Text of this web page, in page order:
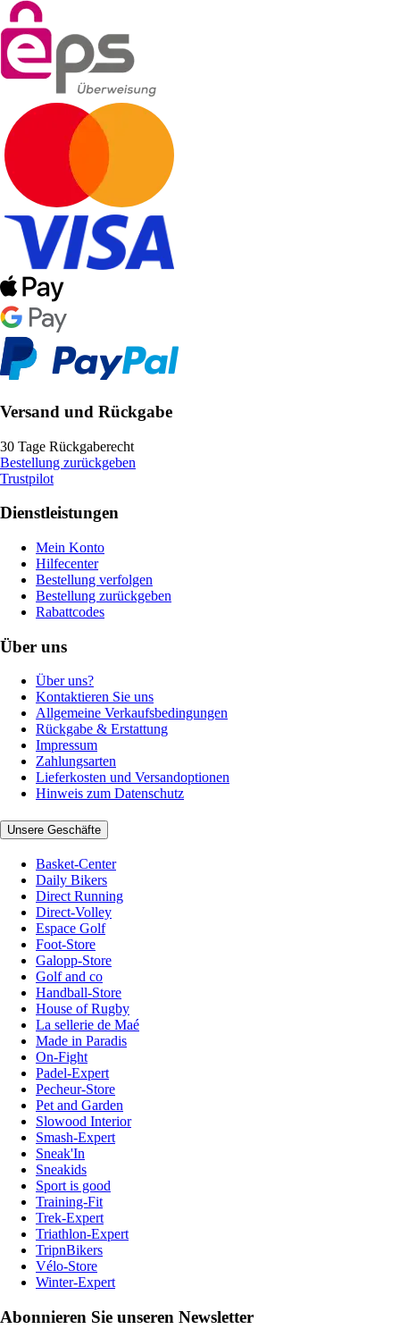
Versand und Rückgabe
30 Tage Rückgaberecht
Bestellung zurückgeben
Trustpilot
Dienstleistungen
Mein Konto
Hilfecenter
Bestellung verfolgen
Bestellung zurückgeben
Rabattcodes
Über uns
Über uns?
Kontaktieren Sie uns
Allgemeine Verkaufsbedingungen
Rückgabe & Erstattung
Impressum
Zahlungsarten
Lieferkosten und Versandoptionen
Hinweis zum Datenschutz
Unsere Geschäfte
Basket-Center
Daily Bikers
Direct Running
Direct-Volley
Espace Golf
Foot-Store
Galopp-Store
Golf and co
Handball-Store
House of Rugby
La sellerie de Maé
Made in Paradis
On-Fight
Padel-Expert
Pecheur-Store
Pet and Garden
Slowood Interior
Smash-Expert
Sneak'In
Sneakids
Sport is good
Training-Fit
Trek-Expert
Triathlon-Expert
TripnBikers
Vélo-Store
Winter-Expert
Abonnieren Sie unseren Newsletter